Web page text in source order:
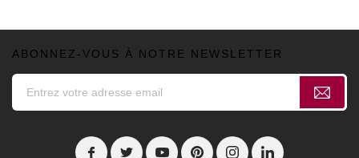
ABONNEZ-VOUS À NOTRE NEWSLETTER